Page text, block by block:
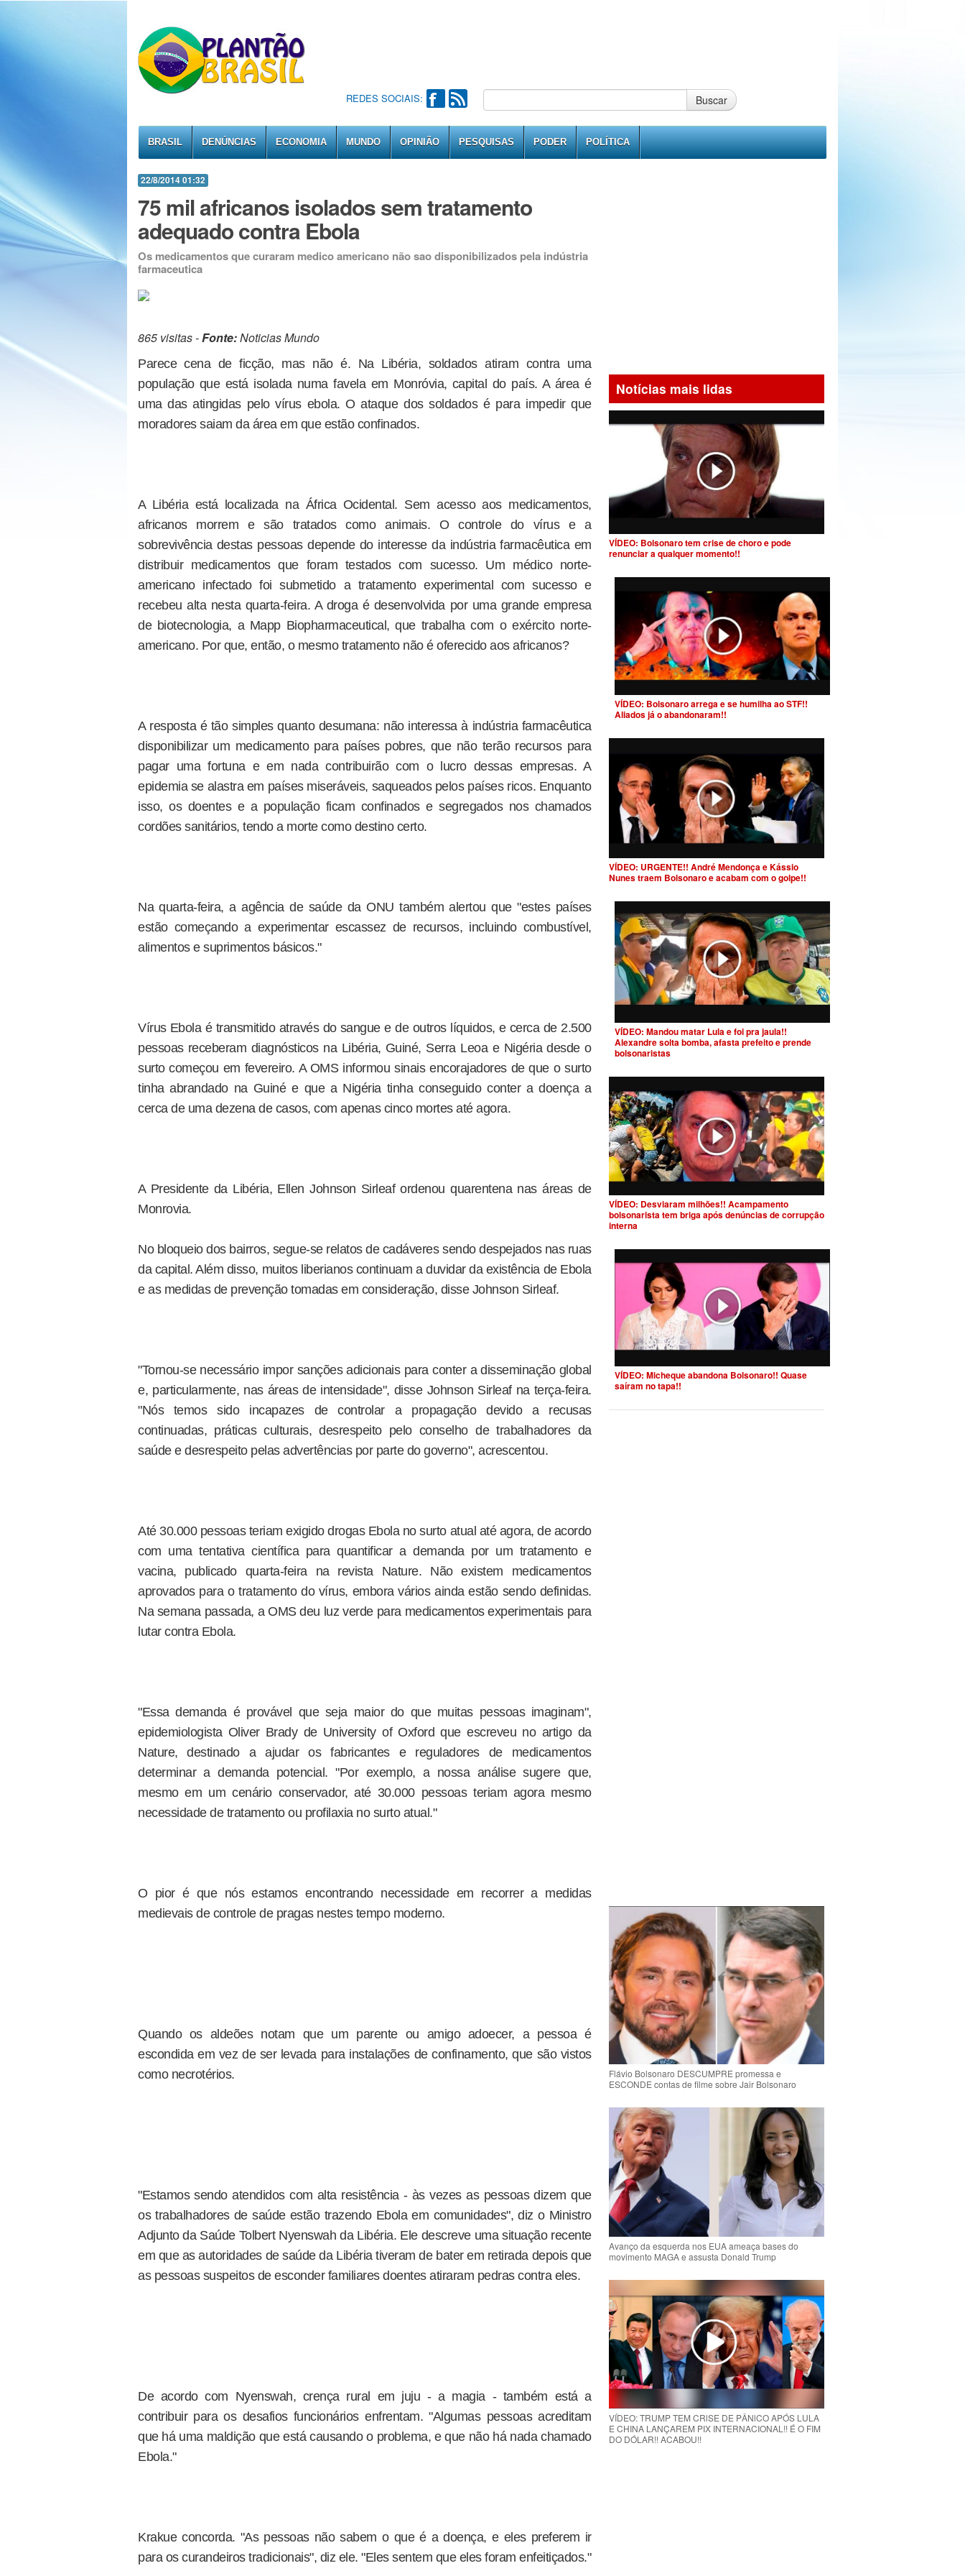
REDES SOCIAIS: Buscar
BRASIL DENÚNCIAS ECONOMIA MUNDO OPINIÃO PESQUISAS PODER POLÍTICA
22/8/2014 01:32
75 mil africanos isolados sem tratamento
adequado contra Ebola
Os medicamentos que curaram medico americano não sao disponibilizados pela indústria
farmaceutica
865 visitas -Fonte:Noticias Mundo
Parece cena de ficção, mas não é. Na Libéria, soldados atiram contra uma
população que está isolada numa favela em Monróvia, capital do país. A área é
uma das atingidas pelo vírus ebola. O ataque dos soldados é para impedir que
moradores saiam da área em que estão confinados.
A Libéria está localizada na África Ocidental. Sem acesso aos medicamentos,
africanos morrem e são tratados como animais. O controle do vírus e a
sobrevivência destas pessoas depende do interesse da indústria farmacêutica em
distribuir medicamentos que foram testados com sucesso. Um médico norte-
americano infectado foi submetido a tratamento experimental com sucesso e
recebeu alta nesta quarta-feira. A droga é desenvolvida por uma grande empresa
de biotecnologia, a Mapp Biopharmaceutical, que trabalha com o exército norte-
americano. Por que, então, o mesmo tratamento não é oferecido aos africanos?
A resposta é tão simples quanto desumana: não interessa à indústria farmacêutica
disponibilizar um medicamento para países pobres, que não terão recursos para
pagar uma fortuna e em nada contribuirão com o lucro dessas empresas. A
epidemia se alastra em países miseráveis, saqueados pelos países ricos. Enquanto
isso, os doentes e a população ficam confinados e segregados nos chamados
cordões sanitários, tendo a morte como destino certo.
Na quarta-feira, a agência de saúde da ONU também alertou que "estes países
estão começando a experimentar escassez de recursos, incluindo combustível,
alimentos e suprimentos básicos."
Vírus Ebola é transmitido através do sangue e de outros líquidos, e cerca de 2.500
pessoas receberam diagnósticos na Libéria, Guiné, Serra Leoa e Nigéria desde o
surto começou em fevereiro. A OMS informou sinais encorajadores de que o surto
tinha abrandado na Guiné e que a Nigéria tinha conseguido conter a doença a
cerca de uma dezena de casos, com apenas cinco mortes até agora.
A Presidente da Libéria, Ellen Johnson Sirleaf ordenou quarentena nas áreas de
Monrovia.
No bloqueio dos bairros, segue-se relatos de cadáveres sendo despejados nas ruas
da capital. Além disso, muitos liberianos continuam a duvidar da existência de Ebola
e as medidas de prevenção tomadas em consideração, disse Johnson Sirleaf.
"Tornou-se necessário impor sanções adicionais para conter a disseminação global
e, particularmente, nas áreas de intensidade", disse Johnson Sirleaf na terça-feira.
"Nós temos sido incapazes de controlar a propagação devido a recusas
continuadas, práticas culturais, desrespeito pelo conselho de trabalhadores da
saúde e desrespeito pelas advertências por parte do governo", acrescentou.
Até 30.000 pessoas teriam exigido drogas Ebola no surto atual até agora, de acordo
com uma tentativa científica para quantificar a demanda por um tratamento e
vacina, publicado quarta-feira na revista Nature. Não existem medicamentos
aprovados para o tratamento do vírus, embora vários ainda estão sendo definidas.
Na semana passada, a OMS deu luz verde para medicamentos experimentais para
lutar contra Ebola.
"Essa demanda é provável que seja maior do que muitas pessoas imaginam",
epidemiologista Oliver Brady de University of Oxford que escreveu no artigo da
Nature, destinado a ajudar os fabricantes e reguladores de medicamentos
determinar a demanda potencial. "Por exemplo, a nossa análise sugere que,
mesmo em um cenário conservador, até 30.000 pessoas teriam agora mesmo
necessidade de tratamento ou profilaxia no surto atual."
O pior é que nós estamos encontrando necessidade em recorrer a medidas
medievais de controle de pragas nestes tempo moderno.
Quando os aldeões notam que um parente ou amigo adoecer, a pessoa é
escondida em vez de ser levada para instalações de confinamento, que são vistos
como necrotérios.
"Estamos sendo atendidos com alta resistência - às vezes as pessoas dizem que
os trabalhadores de saúde estão trazendo Ebola em comunidades", diz o Ministro
Adjunto da Saúde Tolbert Nyenswah da Libéria. Ele descreve uma situação recente
em que as autoridades de saúde da Libéria tiveram de bater em retirada depois que
as pessoas suspeitos de esconder familiares doentes atiraram pedras contra eles.
De acordo com Nyenswah, crença rural em juju - a magia - também está a
contribuir para os desafios funcionários enfrentam. "Algumas pessoas acreditam
que há uma maldição que está causando o problema, e que não há nada chamado
Ebola."
Krakue concorda. "As pessoas não sabem o que é a doença, e eles preferem ir
para os curandeiros tradicionais", diz ele. "Eles sentem que eles foram enfeitiçados."
Notícias mais lidas
VÍDEO: Bolsonaro tem crise de choro e pode
renunciar a qualquer momento!!
VÍDEO: Bolsonaro arrega e se humilha ao STF!!
Aliados já o abandonaram!!
VÍDEO: URGENTE!! André Mendonça e Kássio
Nunes traem Bolsonaro e acabam com o golpe!!
VÍDEO: Mandou matar Lula e foi pra jaula!!
Alexandre solta bomba, afasta prefeito e prende
bolsonaristas
VÍDEO: Desviaram milhões!! Acampamento
bolsonarista tem briga após denúncias de corrupção
interna
VÍDEO: Micheque abandona Bolsonaro!! Quase
saíram no tapa!!
Flávio Bolsonaro DESCUMPRE promessa e
ESCONDE contas de filme sobre Jair Bolsonaro
Avanço da esquerda nos EUA ameaça bases do
movimento MAGA e assusta Donald Trump
VÍDEO: TRUMP TEM CRlSE DE PÂNlCO APÓS LULA
E CHINA LANÇAREM PIX INTERNACIONAL!! É O FIM
DO DÓLAR!! ACABOU!!